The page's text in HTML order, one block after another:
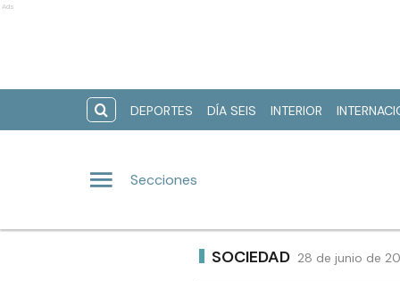
Ads
DEPORTES DÍA SEIS INTERIOR
Secciones
SOCIEDAD 28 de junio de